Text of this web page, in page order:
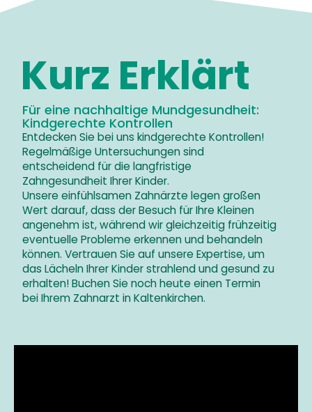
Kurz Erklärt
Für eine nachhaltige Mundgesundheit:
Kindgerechte Kontrollen
Entdecken Sie bei uns kindgerechte Kontrollen!
Regelmäßige Untersuchungen sind
entscheidend für die langfristige
Zahngesundheit Ihrer Kinder.
Unsere einfühlsamen Zahnärzte legen großen
Wert darauf, dass der Besuch für Ihre Kleinen
angenehm ist, während wir gleichzeitig frühzeitig
eventuelle Probleme erkennen und behandeln
können. Vertrauen Sie auf unsere Expertise, um
das Lächeln Ihrer Kinder strahlend und gesund zu
erhalten! Buchen Sie noch heute einen Termin
bei Ihrem Zahnarzt in Kaltenkirchen.